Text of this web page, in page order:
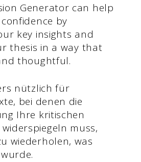
Generator can help
by
key insights and
thesis in a way that
thoughtful.
nützlich für
bei denen die
Ihre kritischen
muss,
wiederholen, was